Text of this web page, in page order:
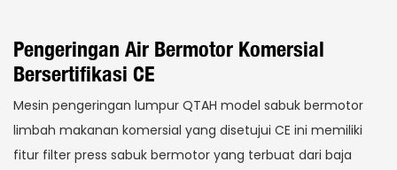
Pengeringan Air Bermotor Komersial
Bersertifikasi CE
Mesin pengeringan lumpur QTAH model sabuk bermotor
limbah makanan komersial yang disetujui CE ini memiliki
fitur filter press sabuk bermotor yang terbuat dari baja